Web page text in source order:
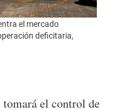
el mercado
deficitaria,
Los
el control de